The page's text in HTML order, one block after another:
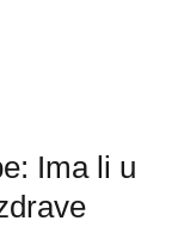
Ima li u